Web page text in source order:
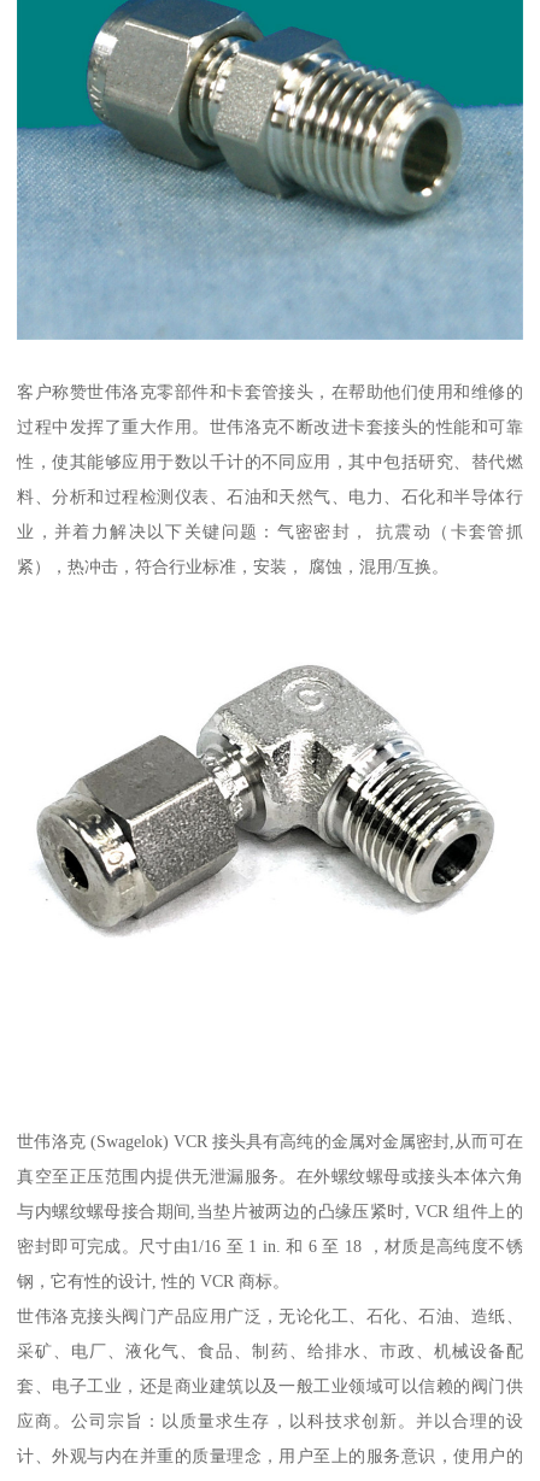
客户称赞世伟洛克零部件和卡套管接头，在帮助他们使用和维修的
过程中发挥了重大作用。世伟洛克不断改进卡套接头的性能和可靠
性，使其能够应用于数以千计的不同应用，其中包括研究、替代燃
料、分析和过程检测仪表、石油和天然气、电力、石化和半导体行
业，并着力解决以下关键问题：气密密封， 抗震动（卡套管抓
紧），热冲击，符合行业标准，安装， 腐蚀，混用/互换。
世伟洛克 (Swagelok) VCR 接头具有高纯的金属对金属密封,从而可在
真空至正压范围内提供无泄漏服务。在外螺纹螺母或接头本体六角
与内螺纹螺母接合期间,当垫片被两边的凸缘压紧时, VCR 组件上的
密封即可完成。尺寸由1/16 至 1 in. 和 6 至 18 ，材质是高纯度不锈
钢，它有性的设计, 性的 VCR 商标。
世伟洛克接头阀门产品应用广泛，无论化工、石化、石油、造纸、
采矿、电厂、液化气、食品、制药、给排水、市政、机械设备配
套、电子工业，还是商业建筑以及一般工业领域可以信赖的阀门供
应商。公司宗旨：以质量求生存，以科技求创新。并以合理的设
计、外观与内在并重的质量理念，用户至上的服务意识，使用户的